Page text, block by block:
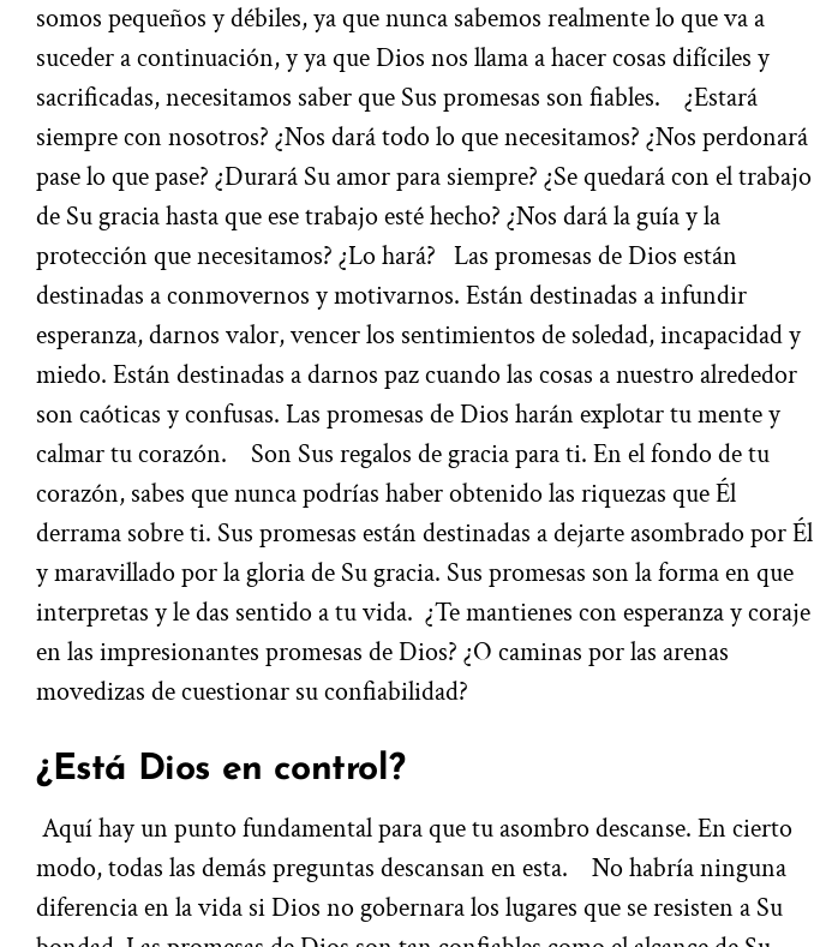
somos pequeños y débiles, ya que nunca sabemos realmente lo que va a
suceder a continuación, y ya que Dios nos llama a hacer cosas difíciles y
sacrificadas, necesitamos saber que Sus promesas son fiables.
¿Estará
siempre con nosotros? ¿Nos dará todo lo que necesitamos? ¿Nos perdonará
pase lo que pase? ¿Durará Su amor para siempre? ¿Se quedará con el trabajo
de Su gracia hasta que ese trabajo esté hecho? ¿Nos dará la guía y la
protección que necesitamos? ¿Lo hará? Las promesas de Dios están
destinadas a conmovernos y motivarnos. Están destinadas a infundir
esperanza, darnos valor, vencer los sentimientos de soledad, incapacidad y
miedo. Están destinadas a darnos paz cuando las cosas a nuestro alrededor
son caóticas y confusas. Las promesas deDios harán explotar tu mente y
calmar tu corazón.
Son Sus regalos de gracia para ti. En el fondo de tu
corazón, sabes que nunca podrías haber obtenido las riquezas que Él
derrama sobre ti. Sus promesas están destinadas a dejarte asombrado por Él
y maravillado por la gloria de Su gracia. Sus promesas son la forma en que
interpretas y le das sentido a tu vida. ¿Te mantienes con esperanza y coraje
en las impresionantes promesas de Dios? ¿O caminas por las arenas
movedizas de cuestionar su confiabilidad?
¿Está Dios en control?
Aquí hay un punto fundamental para que tu asombro descanse. En cierto
modo, todas las demás preguntas descansan en esta.
No habría ninguna
diferencia en la vida si Dios no gobernara los lugares que se resisten a Su